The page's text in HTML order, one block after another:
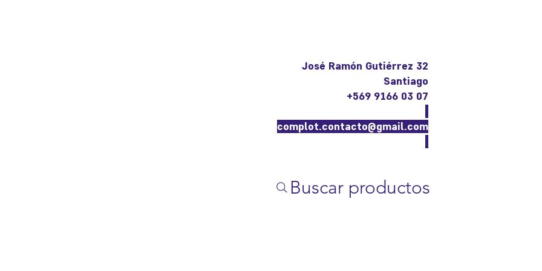
José Ramón Gutiérrez 32
Santiago
+569 9166 03 07
complot.contacto@gmail.com
Buscar productos